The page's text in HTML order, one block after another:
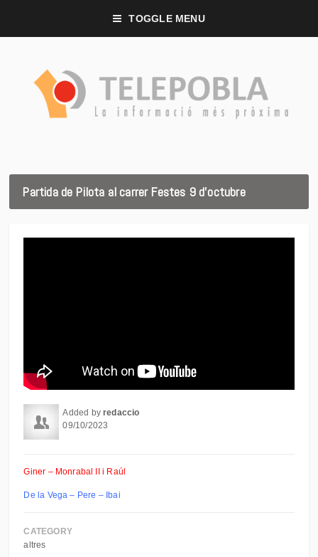
TOGGLE MENU
Partida de Pilota al carrer Festes 9 d’octubre
Added byredaccio
09/10/2023
Giner – Monrabal II i Raúl
De la Vega – Pere – Ibai
CATEGORY
altres